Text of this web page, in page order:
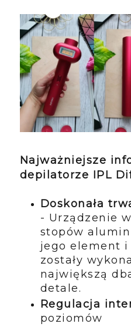
Najważniejsze
depilatorze IPL
Doskonała
- Urządzenie
stopów
jego element i
zostały
największą
detale.
Regulacja
poziomów